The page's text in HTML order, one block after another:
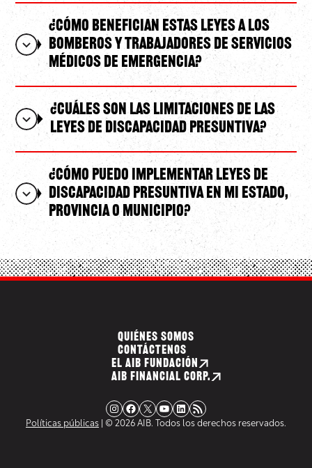
¿Cómo benefician estas leyes a los
bomberos y trabajadores de servicios
médicos de emergencia?
¿Cuáles son las limitaciones de las
leyes de discapacidad presuntiva?
¿Cómo puedo implementar leyes de
discapacidad presuntiva en mi estado,
provincia o municipio?
QUIÉNES SOMOS
CONTÁCTENOS
EL AIB FUNDACIÓN
AIB FINANCIAL CORP.
Instagram Facebook X YouTube LinkedIn Fuente RSS
Políticas públicas | © 2026 AIB. Todos los derechos reservados.